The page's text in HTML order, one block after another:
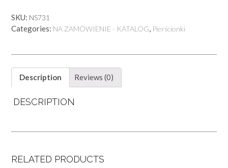
SKU: NS731
Categories: NA ZAMÓWIENIE - KATALOG, Pierścionki
Description Reviews (0)
DESCRIPTION
RELATED PRODUCTS